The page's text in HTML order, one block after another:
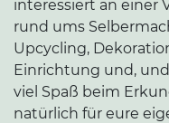
interessiert an einer
rund ums
Upcycling,
Einrichtung und,
viel Spaß beim
natürlich für eure